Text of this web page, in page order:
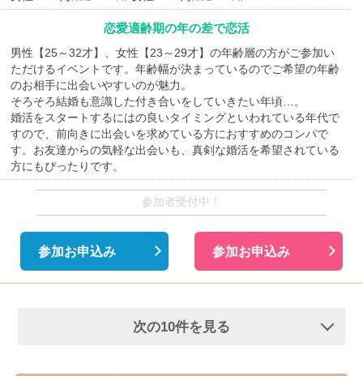
恋愛適齢期の年の差で恋活
男性【25～32才】、女性【23～29才】の年齢層の方がご参加い
ただけるイベントです。年齢幅が決まっているのでご希望の年齢
のお相手に出会いやすいのが魅力。
そろそろ結婚も意識した付き合いをしていきたい年頃…。
婚活をスタートするにはの良いタイミングといわれている年代で
すので、前向きに出会いを求めている方におすすめのコンパで
す。お友達からの気軽な出会いも、真剣な婚活を希望されている
方にもぴったりです。
参加者受付中！
参加お申込み 参加お申込み
次の10件を見る